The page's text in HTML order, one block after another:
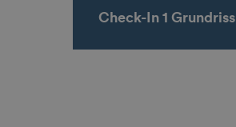
Check-In 1 Grundriss